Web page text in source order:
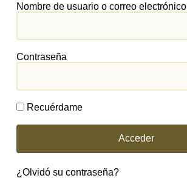
Nombre de usuario o correo electrónico
Contraseña
Recuérdame
Acceder
¿Olvidó su contraseña?